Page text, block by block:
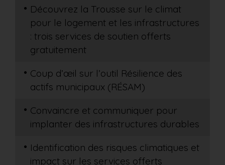
Découvrez la Trousse sur le climat
pour le logement et les infrastructures
: trois services de soutien offerts
gratuitement
Coup d’œil sur l’outil Résilience des
actifs municipaux (RÉSAM)
Convaincre et communiquer pour
implanter des infrastructures durables
Identification des risques climatiques et
impact sur les services offerts